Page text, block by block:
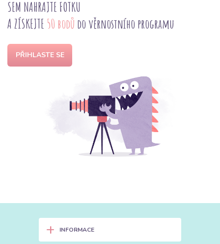
SEM NAHRAJTE FOTKU
A ZÍSKEJTE 50 bodů do věrnostního programu
PŘIHLASTE SE
+ INFORMACE